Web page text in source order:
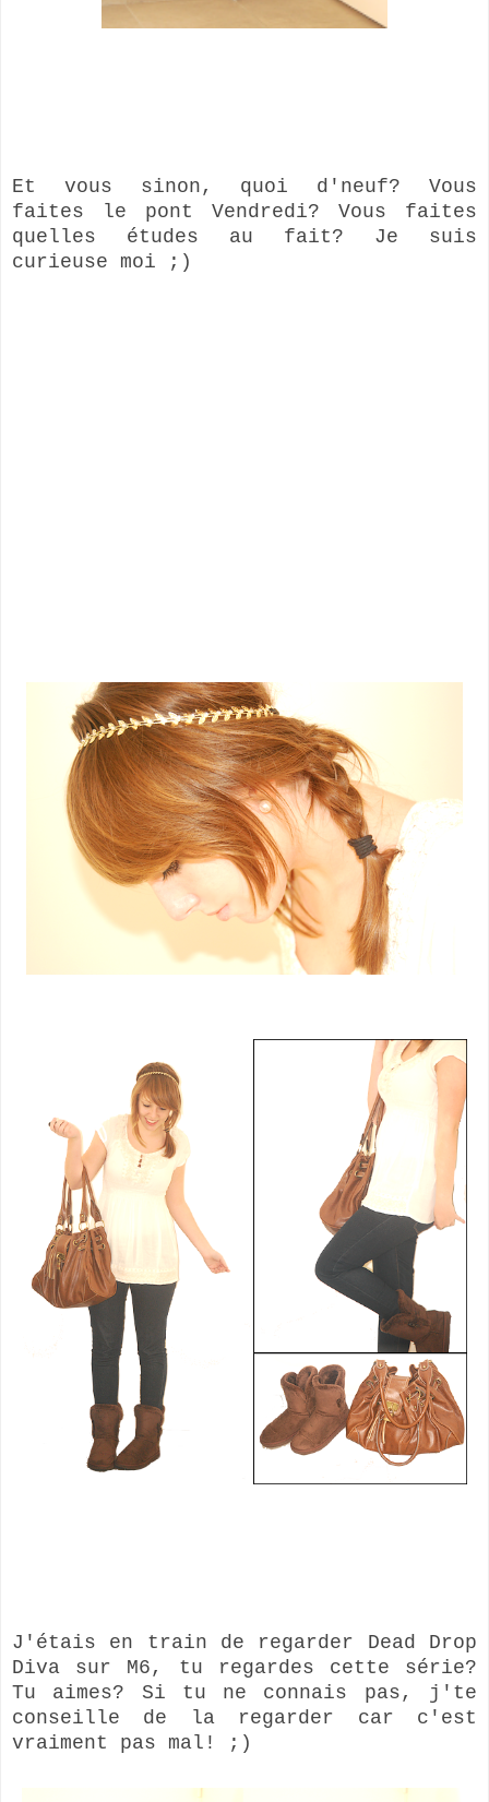
Et vous sinon, quoi d'neuf? Vous
faites le pont Vendredi? Vous faites
quelles études au fait? Je suis
curieuse moi ;)
J'étais en train de regarder Dead Drop
Diva sur M6, tu regardes cette série?
Tu aimes? Si tu ne connais pas, j'te
conseille de la regarder car c'est
vraiment pas mal! ;)